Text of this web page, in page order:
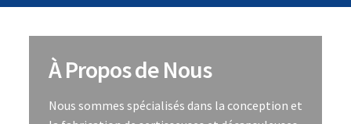
À Propos de Nous
Nous sommes spécialisés dans la conception et